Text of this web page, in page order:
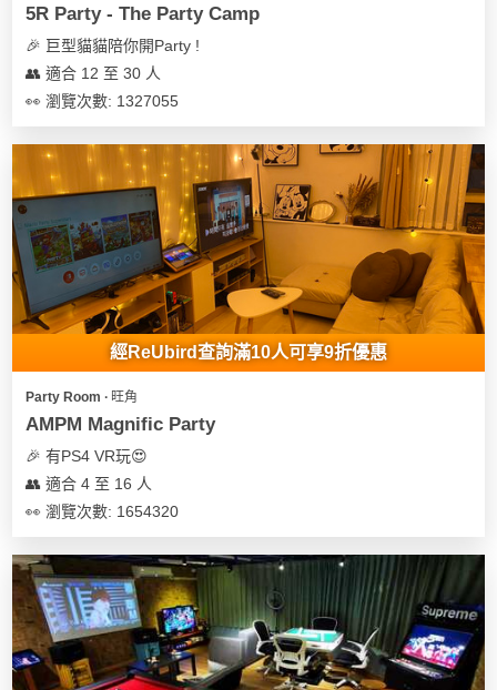
5R Party - The Party Camp
🎉 巨型貓貓陪你開Party !
👥 適合 12 至 30 人
👀 瀏覽次數: 1327055
經ReUbird查詢滿10人可享9折優惠
Party Room ∙ 旺角
AMPM Magnific Party
🎉 有PS4 VR玩😍
👥 適合 4 至 16 人
👀 瀏覽次數: 1654320